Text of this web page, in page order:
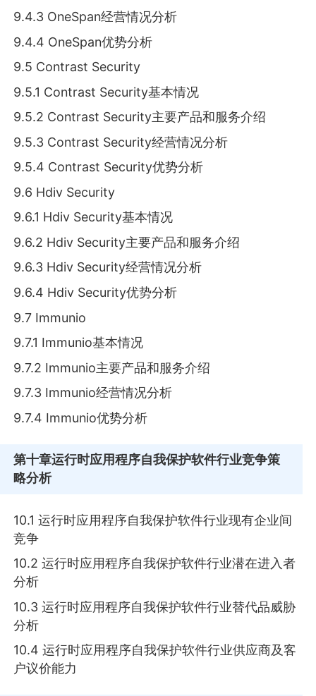
9.4.3 OneSpan经营情况分析
9.4.4 OneSpan优势分析
9.5 Contrast Security
9.5.1 Contrast Security基本情况
9.5.2 Contrast Security主要产品和服务介绍
9.5.3 Contrast Security经营情况分析
9.5.4 Contrast Security优势分析
9.6 Hdiv Security
9.6.1 Hdiv Security基本情况
9.6.2 Hdiv Security主要产品和服务介绍
9.6.3 Hdiv Security经营情况分析
9.6.4 Hdiv Security优势分析
9.7 Immunio
9.7.1 Immunio基本情况
9.7.2 Immunio主要产品和服务介绍
9.7.3 Immunio经营情况分析
9.7.4 Immunio优势分析
第十章运行时应用程序自我保护软件行业竞争策
略分析
10.1 运行时应用程序自我保护软件行业现有企业间
竞争
10.2 运行时应用程序自我保护软件行业潜在进入者
分析
10.3 运行时应用程序自我保护软件行业替代品威胁
分析
10.4 运行时应用程序自我保护软件行业供应商及客
户议价能力